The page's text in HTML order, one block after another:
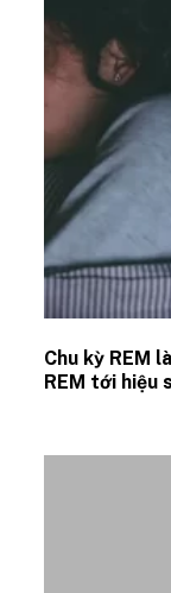
Chu kỳ REM
REM tới hiệu